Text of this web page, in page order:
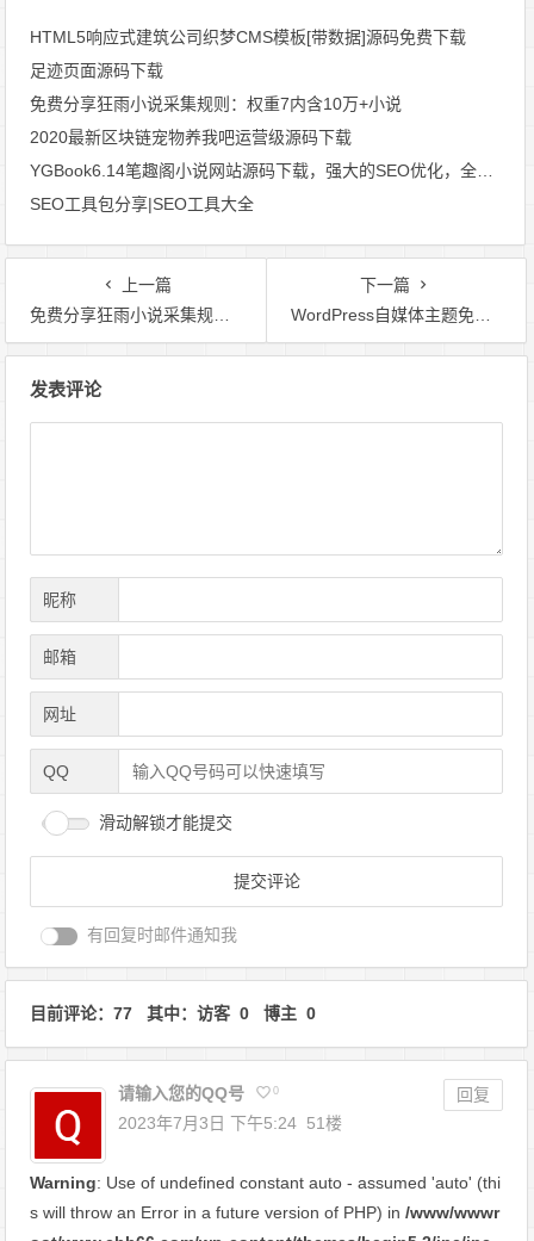
HTML5响应式建筑公司织梦CMS模板[带数据]源码免费下载
足迹页面源码下载
免费分享狂雨小说采集规则：权重7内含10万+小说
2020最新区块链宠物养我吧运营级源码下载
SEO工具包分享|SEO工具大全
上一篇
免费分享狂雨小说采集规则：权重7内含10万+小说
下一篇
WordPress自媒体主题免费下载：自媒体二号
发表评论
昵称
邮箱
网址
QQ
滑动解锁才能提交
有回复时邮件通知我
目前评论：77 其中：访客 0 博主 0
请输入您的QQ号 0
回复
2023年7月3日 下午5:24 51楼
Warning: Use of undefined constant auto - assumed 'auto' (thi
s will throw an Error in a future version of PHP) in/www/wwwr